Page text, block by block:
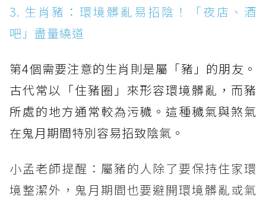
3. 生肖豬：環境髒亂易招陰！「夜店、酒
吧」盡量繞道
第4個需要注意的生肖則是屬「豬」的朋友。
古代常以「住豬圈」來形容環境髒亂，而豬
所處的地方通常較為污穢。這種穢氣與煞氣
在鬼月期間特別容易招致陰氣。
小孟老師提醒：屬豬的人除了要保持住家環
境整潔外，鬼月期間也要避開環境髒亂或氣